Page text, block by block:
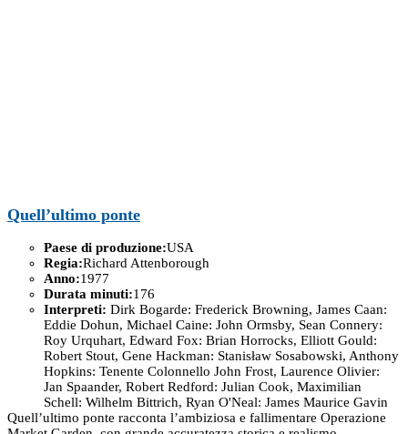
Quell’ultimo ponte
Paese di produzione:USA
Regia:Richard Attenborough
Anno:1977
Durata minuti:176
Interpreti: Dirk Bogarde: Frederick Browning, James Caan:
Eddie Dohun, Michael Caine: John Ormsby, Sean Connery:
Roy Urquhart, Edward Fox: Brian Horrocks, Elliott Gould:
Robert Stout, Gene Hackman: Stanisław Sosabowski, Anthony
Hopkins: Tenente Colonnello John Frost, Laurence Olivier:
Jan Spaander, Robert Redford: Julian Cook, Maximilian
Schell: Wilhelm Bittrich, Ryan O'Neal: James Maurice Gavin
Quell’ultimo ponte racconta l’ambiziosa e fallimentare Operazione